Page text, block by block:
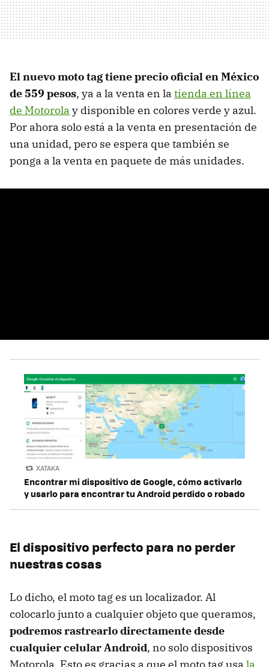
El nuevo moto tag tiene precio oficial en México
de 559 pesos, ya a la venta en la tienda en línea
de Motorola y disponible en colores verde y azul.
Por ahora solo está a la venta en presentación de
una unidad, pero se espera que también se
ponga a la venta en paquete de más unidades.
XATAKA
Encontrar mi dispositivo de Google, cómo activarlo
y usarlo para encontrar tu Android perdido o robado
El dispositivo perfecto para no perder
nuestras cosas
Lo dicho, el moto tag es un localizador. Al
colocarlo junto a cualquier objeto que queramos,
podremos rastrearlo directamente desde
cualquier celular Android, no solo dispositivos